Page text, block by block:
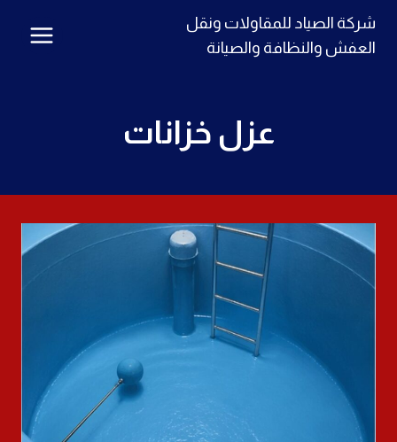
التجاوز
شركة الصياد للمقاولات ونقل
العفش والنظافة والصيانة
عزل خزانات